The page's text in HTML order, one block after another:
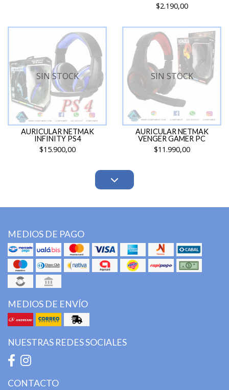
$2.190,00
SIN STOCK
AURICULAR NETMAK
INFINITY PS4
$15.900,00
SIN STOCK
AURICULAR NETMAK
VENGER GAMER PC
$11.990,00
MEDIOS DE PAGO
MEDIOS DE ENVÍO
NUESTRAS REDES SOCIALES
CONTACTO